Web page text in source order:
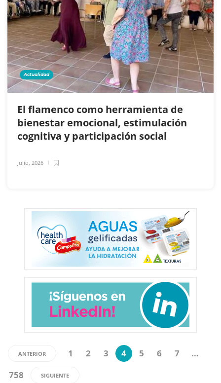
Actualidad
El flamenco como herramienta de
bienestar emocional, estimulación
cognitiva y participación social
Julio, 2026
ANTERIOR 1 2 3 4 5 6 7
…
758
SIGUIENTE